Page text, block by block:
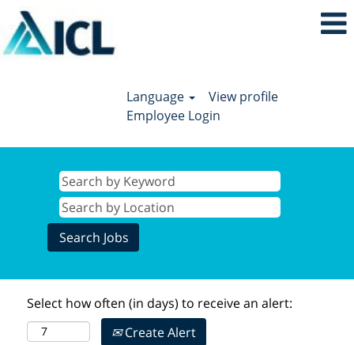
Language
View profile
Employee Login
Select how often (in days) to receive an alert:
Create Alert